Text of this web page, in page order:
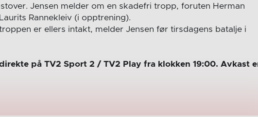
Jensen melder om en skadefri tropp, foruten Herman
Rannekleiv (i opptrening).
er ellers intakt, melder Jensen før tirsdagens batalje i
på TV2 Sport 2 / TV2 Play fra klokken 19:00. Avkast